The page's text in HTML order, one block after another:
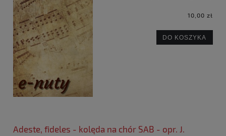
10,00 zł
DO KOSZYKA
Adeste, fideles - kolęda na chór SAB - opr. J.